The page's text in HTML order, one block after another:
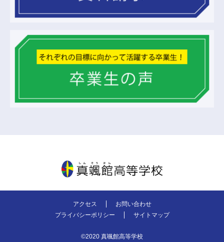
アクセス
お問い合わせ
プライバシーポリシー
サイトマップ
©2020 真颯館高等学校